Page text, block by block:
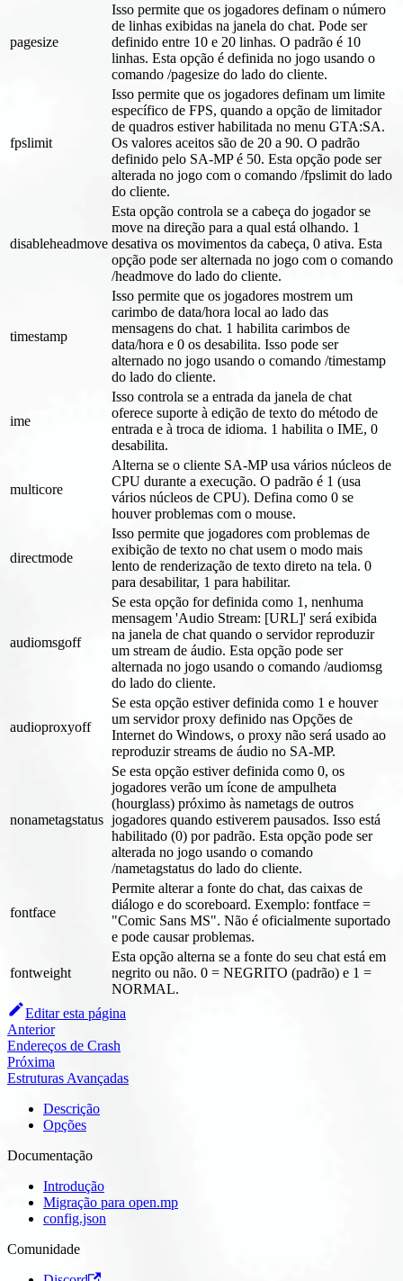
pagesize
Isso permite que os jogadores definam o número
de linhas exibidas na janela do chat. Pode ser
definido entre 10 e 20 linhas. O padrão é 10
linhas. Esta opção é definida no jogo usando o
comando /pagesize do lado do cliente.
fpslimit
Isso permite que os jogadores definam um limite
específico de FPS, quando a opção de limitador
de quadros estiver habilitada no menu GTA:SA.
Os valores aceitos são de 20 a 90. O padrão
definido pelo SA-MP é 50. Esta opção pode ser
alterada no jogo com o comando /fpslimit do lado
do cliente.
disableheadmove
Esta opção controla se a cabeça do jogador se
move na direção para a qual está olhando. 1
desativa os movimentos da cabeça, 0 ativa. Esta
opção pode ser alternada no jogo com o comando
/headmove do lado do cliente.
timestamp
Isso permite que os jogadores mostrem um
carimbo de data/hora local ao lado das
mensagens do chat. 1 habilita carimbos de
data/hora e 0 os desabilita. Isso pode ser
alternado no jogo usando o comando /timestamp
do lado do cliente.
ime
Isso controla se a entrada da janela de chat
oferece suporte à edição de texto do método de
entrada e à troca de idioma. 1 habilita o IME, 0
desabilita.
multicore
Alterna se o cliente SA-MP usa vários núcleos de
CPU durante a execução. O padrão é 1 (usa
vários núcleos de CPU). Defina como 0 se
houver problemas com o mouse.
directmode
Isso permite que jogadores com problemas de
exibição de texto no chat usem o modo mais
lento de renderização de texto direto na tela. 0
para desabilitar, 1 para habilitar.
audiomsgoff
Se esta opção for definida como 1, nenhuma
mensagem 'Audio Stream: [URL]' será exibida
na janela de chat quando o servidor reproduzir
um stream de áudio. Esta opção pode ser
alternada no jogo usando o comando /audiomsg
do lado do cliente.
audioproxyoff
Se esta opção estiver definida como 1 e houver
um servidor proxy definido nas Opções de
Internet do Windows, o proxy não será usado ao
reproduzir streams de áudio no SA-MP.
nonametagstatus
Se esta opção estiver definida como 0, os
jogadores verão um ícone de ampulheta
(hourglass) próximo às nametags de outros
jogadores quando estiverem pausados. Isso está
habilitado (0) por padrão. Esta opção pode ser
alterada no jogo usando o comando
/nametagstatus do lado do cliente.
fontface
Permite alterar a fonte do chat, das caixas de
diálogo e do scoreboard. Exemplo: fontface =
"Comic Sans MS". Não é oficialmente suportado
e pode causar problemas.
fontweight
Esta opção alterna se a fonte do seu chat está em
negrito ou não. 0 = NEGRITO (padrão) e 1 =
NORMAL.
Editar esta página
Anterior
Endereços de Crash
Próxima
Estruturas Avançadas
Descrição
Opções
Documentação
Introdução
Migração para open.mp
config.json
Comunidade